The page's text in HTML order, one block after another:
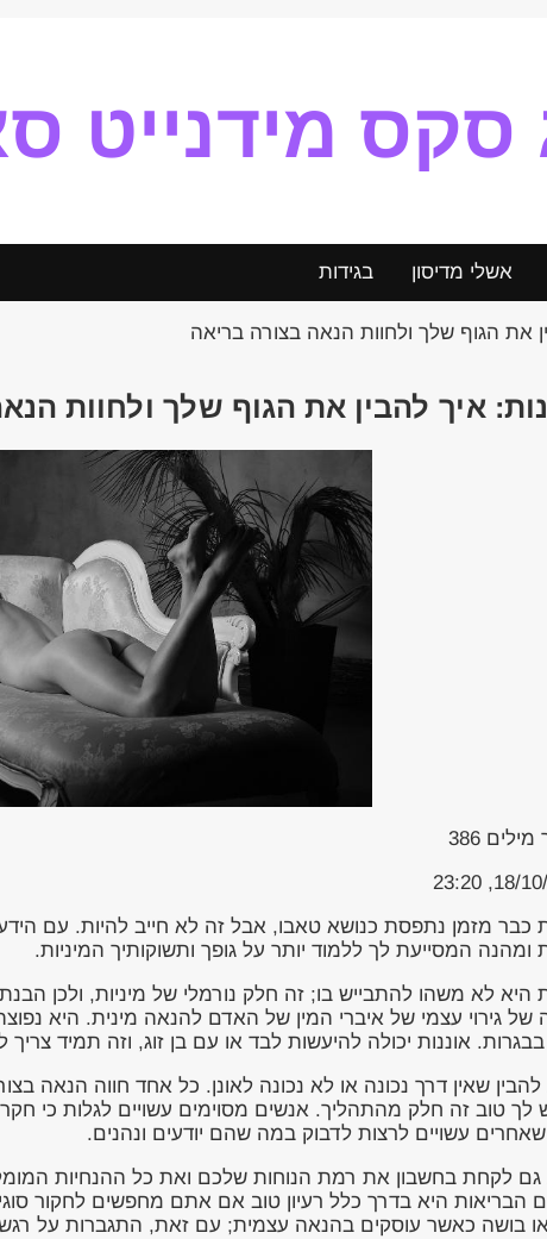
סקס מידנייט
אשלי מדיסון בגידות
את הגוף שלך ולחוות הנאה בצורה בריאה
איך להבין את הגוף שלך ולחוות
מילים 386
18/10/
כבר מזמן נתפסת כנושא טאבו, אבל זה לא חייב להיות. עם הידע
ומהנה המסייעת לך ללמוד יותר על גופך ותשוקותיך המיניות.
היא לא משהו להתבייש בו; זה חלק נורמלי של מיניות, ולכן
של גירוי עצמי של איברי המין של האדם להנאה מינית. היא
אוננות יכולה להיעשות לבד או עם בן זוג, וזה תמיד
שאין דרך נכונה או לא נכונה לאונן. כל אחד חווה הנאה
לך טוב זה חלק מהתהליך. אנשים מסוימים עשויים לגלות כי חקר
עשויים לרצות לדבוק במה שהם יודעים ונהנים.
גם לקחת בחשבון את רמת הנוחות שלכם ואת כל ההנחיות
הבריאות היא בדרך כלל רעיון טוב אם אתם מחפשים לחקור
או בושה כאשר עוסקים בהנאה עצמית; עם זאת, התגברות על